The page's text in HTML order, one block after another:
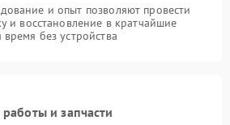
и опыт позволяют провести
и восстановление в кратчайшие
без устройства
работы и запчасти